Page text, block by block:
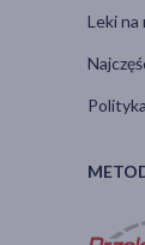
Leki